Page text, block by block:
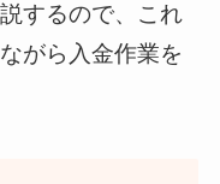
するので、これ
がら入金作業を